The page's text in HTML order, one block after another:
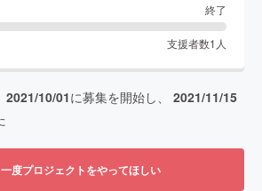
終了
支援者数1 人
2021/10/01に募集を開始し、 2021/11/15
度プロジェクトをやってほしい